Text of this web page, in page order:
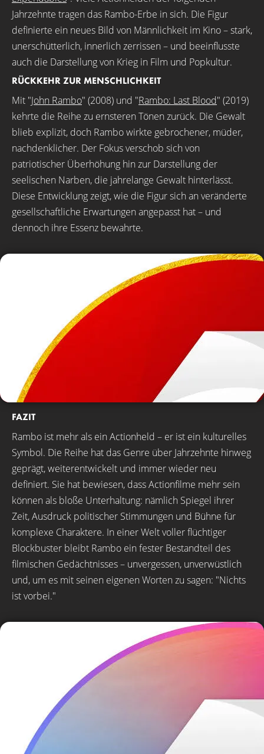
Jahrzehnte tragen das Rambo-Erbe in sich. Die Figur
definierte ein neues Bild von Männlichkeit im Kino – stark,
unerschütterlich, innerlich zerrissen – und beeinflusste
auch die Darstellung von Krieg in Film und Popkultur.
RÜCKKEHR ZUR MENSCHLICHKEIT
Mit "John Rambo" (2008) und "Rambo: Last Blood" (2019)
kehrte die Reihe zu ernsteren Tönen zurück. Die Gewalt
blieb explizit, doch Rambo wirkte gebrochener, müder,
nachdenklicher. Der Fokus verschob sich von
patriotischer Überhöhung hin zur Darstellung der
seelischen Narben, die jahrelange Gewalt hinterlässt.
Diese Entwicklung zeigt, wie die Figur sich an veränderte
gesellschaftliche Erwartungen angepasst hat – und
dennoch ihre Essenz bewahrte.
FAZIT
Rambo ist mehr als ein Actionheld – er ist ein kulturelles
Symbol. Die Reihe hat das Genre über Jahrzehnte hinweg
geprägt, weiterentwickelt und immer wieder neu
definiert. Sie hat bewiesen, dass Actionfilme mehr sein
können als bloße Unterhaltung: nämlich Spiegel ihrer
Zeit, Ausdruck politischer Stimmungen und Bühne für
komplexe Charaktere. In einer Welt voller flüchtiger
Blockbuster bleibt Rambo ein fester Bestandteil des
filmischen Gedächtnisses – unvergessen, unverwüstlich
und, um es mit seinen eigenen Worten zu sagen: "Nichts
ist vorbei."